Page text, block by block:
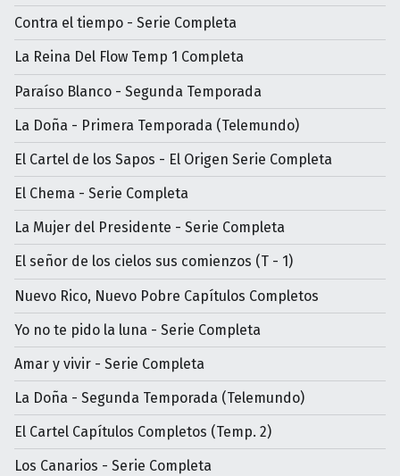
Contra el tiempo - Serie Completa
La Reina Del Flow Temp 1 Completa
Paraíso Blanco - Segunda Temporada
La Doña - Primera Temporada (Telemundo)
El Cartel de los Sapos - El Origen Serie Completa
El Chema - Serie Completa
La Mujer del Presidente - Serie Completa
El señor de los cielos sus comienzos (T - 1)
Nuevo Rico, Nuevo Pobre Capítulos Completos
Yo no te pido la luna - Serie Completa
Amar y vivir - Serie Completa
La Doña - Segunda Temporada (Telemundo)
El Cartel Capítulos Completos (Temp. 2)
Los Canarios - Serie Completa